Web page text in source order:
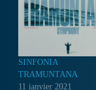
SINFONIA
TRAMUNTANA
11 janvier 2021